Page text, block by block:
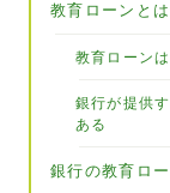
教育ローンとは
教育ローン
銀行が提供
ある
銀行の教育ロ